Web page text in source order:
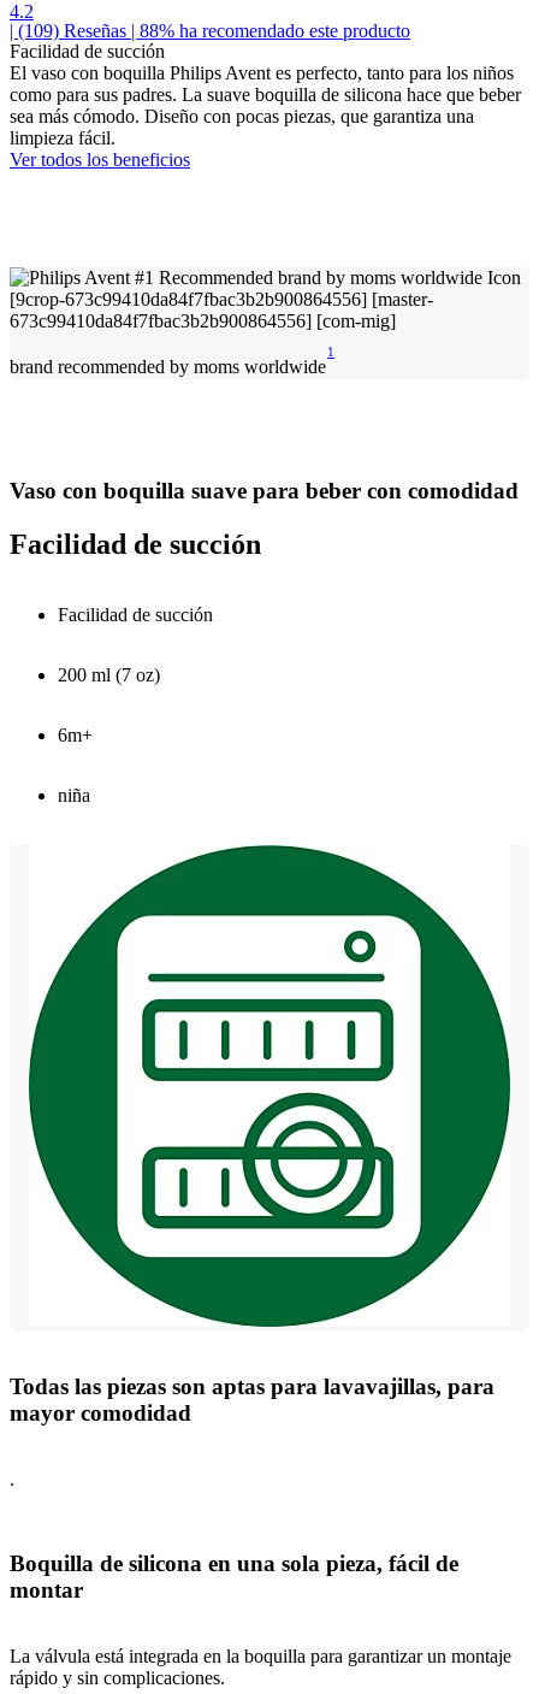
4.2
| (109) Reseñas | 88% ha recomendado este producto
Facilidad de succión
El vaso con boquilla Philips Avent es perfecto, tanto para los niños
como para sus padres. La suave boquilla de silicona hace que beber
sea más cómodo. Diseño con pocas piezas, que garantiza una
limpieza fácil.
Ver todos los beneficios
brand recommended by moms worldwide
1
Vaso con boquilla suave para beber con comodidad
Facilidad de succión
Facilidad de succión
200 ml (7 oz)
6m+
niña
Todas las piezas son aptas para lavavajillas, para
mayor comodidad
.
Boquilla de silicona en una sola pieza, fácil de
montar
La válvula está integrada en la boquilla para garantizar un montaje
rápido y sin complicaciones.